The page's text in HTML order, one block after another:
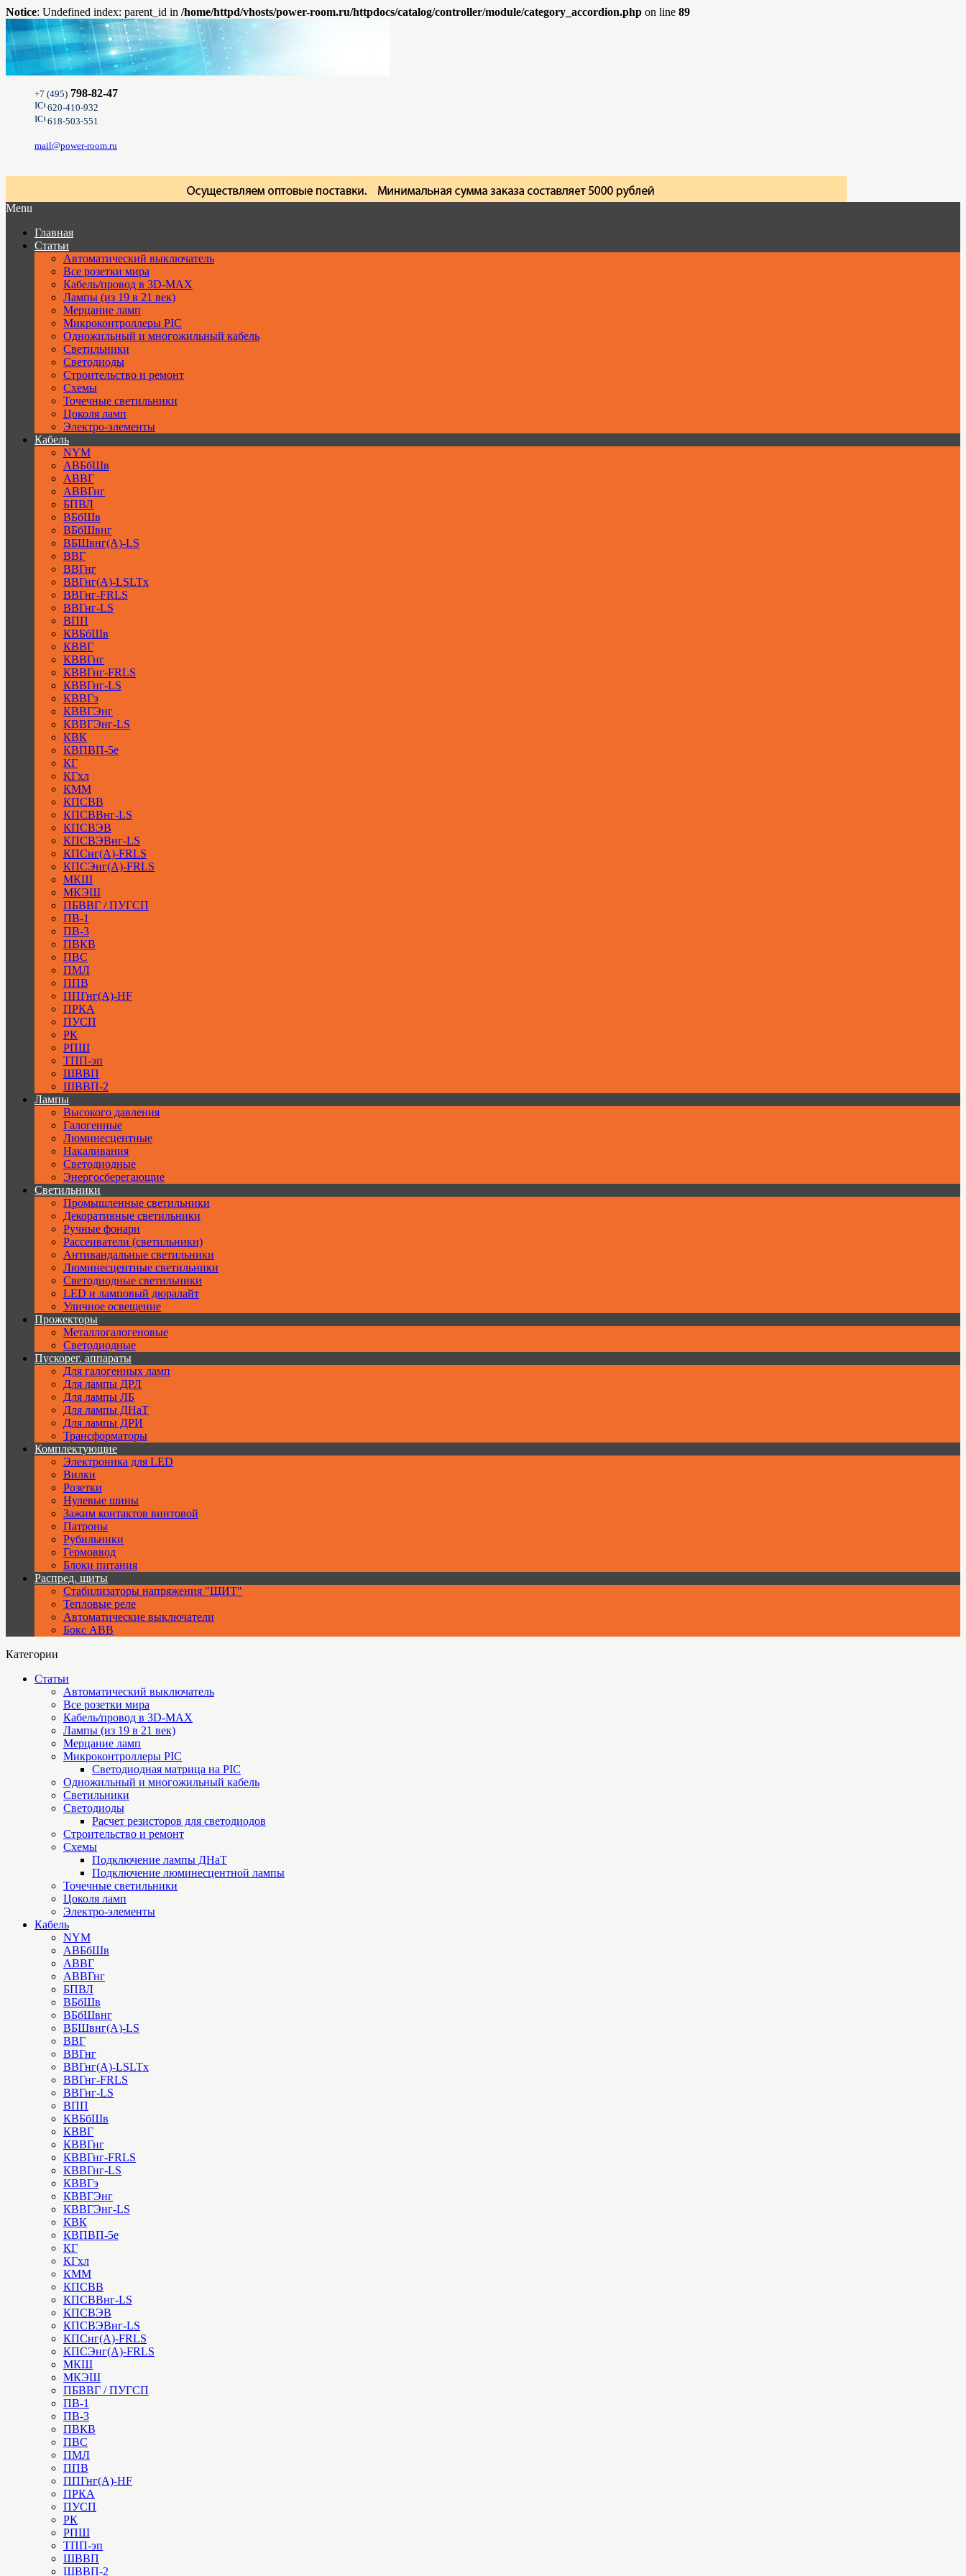
Notice: Undefined index: parent_id in /home/httpd/vhosts/power-room.ru/httpdocs/catalog/controller/module/category_accordion.php on line 89
+7 (495) 798-82-47
620-410-932
618-503-551
mail@power-room.ru
Menu
Главная
Статьи
Автоматический выключатель
Все розетки мира
Кабель/провод в 3D-MAX
Лампы (из 19 в 21 век)
Мерцание ламп
Микроконтроллеры PIC
Одножильный и многожильный кабель
Светильники
Светодиоды
Строительство и ремонт
Схемы
Точечные светильники
Цоколя ламп
Электро-элементы
Кабель
NYM
АВБбШв
АВВГ
АВВГнг
БПВЛ
ВБбШв
ВБбШвнг
ВБШвнг(А)-LS
ВВГ
ВВГнг
ВВГнг(А)-LSLTx
ВВГнг-FRLS
ВВГнг-LS
ВПП
КВБбШв
КВВГ
КВВГнг
КВВГнг-FRLS
КВВГнг-LS
КВВГэ
КВВГЭнг
КВВГЭнг-LS
КВК
КВПВП-5е
КГ
КГхл
КММ
КПСВВ
КПСВВнг-LS
КПСВЭВ
КПСВЭВнг-LS
КПСнг(А)-FRLS
КПСЭнг(А)-FRLS
МКШ
МКЭШ
ПБВВГ / ПУГСП
ПВ-1
ПВ-3
ПВКВ
ПВС
ПМЛ
ППВ
ППГнг(А)-HF
ПРКА
ПУСП
РК
РПШ
ТПП-эп
ШВВП
ШВВП-2
Лампы
Высокого давления
Галогенные
Люминесцентные
Накаливания
Светодиодные
Энергосберегающие
Светильники
Промышленные светильники
Декоративные светильники
Ручные фонари
Рассеиватели (светильники)
Антивандальные светильники
Люминесцентные светильники
Cветодиодные светильники
LED и ламповый дюралайт
Уличное освещение
Прожекторы
Металлогалогеновые
Светодиодные
Пускорег. аппараты
Для галогенных ламп
Для лампы ДРЛ
Для лампы ЛБ
Для лампы ДНаТ
Для лампы ДРИ
Трансформаторы
Комплектующие
Электроника для LED
Вилки
Розетки
Нулевые шины
Зажим контактов винтовой
Патроны
Рубильники
Гермоввод
Блоки питания
Распред. щиты
Стабилизаторы напряжения "ЩИТ"
Тепловые реле
Автоматические выключатели
Бокс ABB
Категории
Статьи
Автоматический выключатель
Все розетки мира
Кабель/провод в 3D-MAX
Лампы (из 19 в 21 век)
Мерцание ламп
Микроконтроллеры PIC
Cветодиодная матрица на PIC
Одножильный и многожильный кабель
Светильники
Светодиоды
Расчет резисторов для светодиодов
Строительство и ремонт
Схемы
Подключение лампы ДНаТ
Подключение люминесцентной лампы
Точечные светильники
Цоколя ламп
Электро-элементы
Кабель
NYM
АВБбШв
АВВГ
АВВГнг
БПВЛ
ВБбШв
ВБбШвнг
ВБШвнг(А)-LS
ВВГ
ВВГнг
ВВГнг(А)-LSLTx
ВВГнг-FRLS
ВВГнг-LS
ВПП
КВБбШв
КВВГ
КВВГнг
КВВГнг-FRLS
КВВГнг-LS
КВВГэ
КВВГЭнг
КВВГЭнг-LS
КВК
КВПВП-5е
КГ
КГхл
КММ
КПСВВ
КПСВВнг-LS
КПСВЭВ
КПСВЭВнг-LS
КПСнг(А)-FRLS
КПСЭнг(А)-FRLS
МКШ
МКЭШ
ПБВВГ / ПУГСП
ПВ-1
ПВ-3
ПВКВ
ПВС
ПМЛ
ППВ
ППГнг(А)-HF
ПРКА
ПУСП
РК
РПШ
ТПП-эп
ШВВП
ШВВП-2